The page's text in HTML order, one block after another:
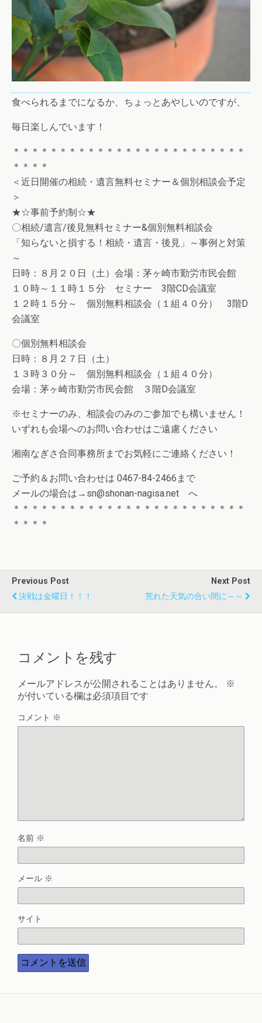
食べられるまでになるか、ちょっとあやしいのですが、
毎日楽しんでいます！
＊＊＊＊＊＊＊＊＊＊＊＊＊＊＊＊＊＊＊＊＊＊＊＊＊
＊＊＊＊
＜近日開催の相続・遺言無料セミナー＆個別相談会予定
＞
★☆事前予約制☆★
〇相続/遺言/後見無料セミナー&個別無料相談会
「知らないと損する！相続・遺言・後見」～事例と対策
～
日時：８月２０日（土）会場：茅ヶ崎市勤労市民会館
１０時～１１時１５分 セミナー 3階CD会議室
１２時１５分～ 個別無料相談会（１組４０分） 3階D
会議室
〇個別無料相談会
日時：８月２７日（土）
１３時３０分～ 個別無料相談会（１組４０分）
会場：茅ヶ崎市勤労市民会館 ３階D会議室
※セミナーのみ、相談会のみのご参加でも構いません！
いずれも会場へのお問い合わせはご遠慮ください
湘南なぎさ合同事務所までお気軽にご連絡ください！
ご予約＆お問い合わせは 0467-84-2466まで
メールの場合は→sn@shonan-nagisa.net へ
＊＊＊＊＊＊＊＊＊＊＊＊＊＊＊＊＊＊＊＊＊＊＊＊＊
＊＊＊＊
Previous Post
決戦は金曜日！！！
Next Post
荒れた天気の合い間に～～
コメントを残す
メールアドレスが公開されることはありません。
※
が付いている欄は必須項目です
コメント ※
名前 ※
メール ※
サイト